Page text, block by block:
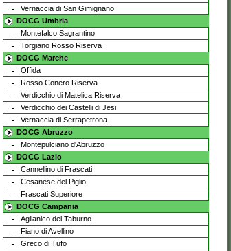
Vernaccia di San Gimignano
DOCG Umbria
Montefalco Sagrantino
Torgiano Rosso Riserva
DOCG Marche
Offida
Rosso Conero Riserva
Verdicchio di Matelica Riserva
Verdicchio dei Castelli di Jesi
Vernaccia di Serrapetrona
DOCG Abruzzo
Montepulciano d'Abruzzo
DOCG Lazio
Cannellino di Frascati
Cesanese del Piglio
Frascati Superiore
DOCG Campania
Aglianico del Taburno
Fiano di Avellino
Greco di Tufo